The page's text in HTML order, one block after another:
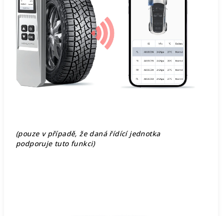
(pouze v případě, že daná řídící jednotka
podporuje tuto funkci)